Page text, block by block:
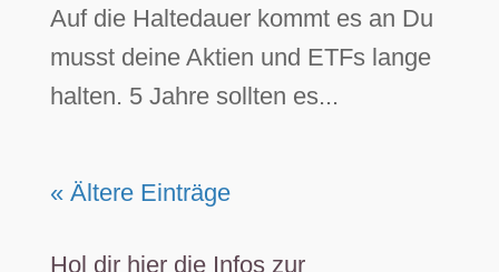
Auf die Haltedauer kommt es an Du
musst deine Aktien und ETFs lange
halten. 5 Jahre sollten es...
« Ältere Einträge
Hol dir hier die Infos zur